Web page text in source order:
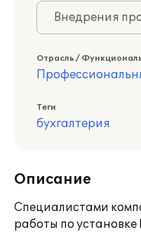
Внедрения
Отрасль /
Теги
бухгалтерия
Описание
Специалистами
работы по установке